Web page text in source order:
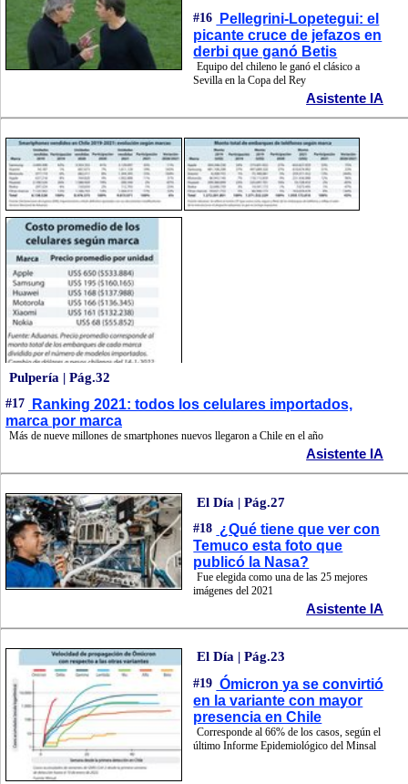
#16
Pellegrini-Lopetegui: el
picante cruce de jefazos en
derbi que ganó Betis
Equipo del chileno le ganó el clásico a
Sevilla en la Copa del Rey
Asistente IA
Pulpería | Pág.32
#17
Ranking 2021: todos los celulares importados,
marca por marca
Más de nueve millones de smartphones nuevos llegaron a Chile en el año
Asistente IA
El Día | Pág.27
#18 ¿Qué tiene que ver con
Temuco esta foto que
publicó la Nasa?
Fue elegida como una de las 25 mejores
imágenes del 2021
Asistente IA
El Día | Pág.23
#19 Ómicron ya se convirtió
en la variante con mayor
presencia en Chile
Corresponde al 66% de los casos, según el
último Informe Epidemiológico del Minsal